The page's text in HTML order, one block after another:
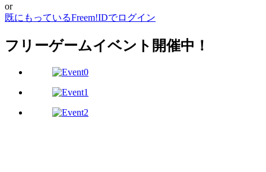
or
既にもっているFreem!IDでログイン
フリーゲームイベント開催中！